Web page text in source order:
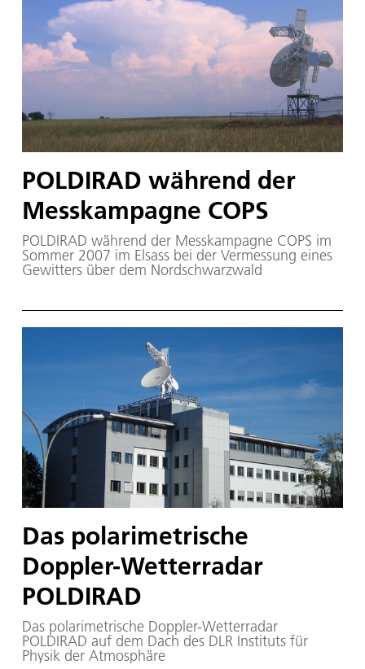
POLDIRAD während der
Messkampagne COPS
POLDIRAD während der Messkampagne COPS im
Sommer 2007 im Elsass bei der Vermessung eines
Gewitters über dem Nordschwarzwald
Das polarimetrische
Doppler-Wetterradar
POLDIRAD
Das polarimetrische Doppler-Wetterradar
POLDIRAD auf dem Dach des DLR Instituts für
Physik der Atmosphäre